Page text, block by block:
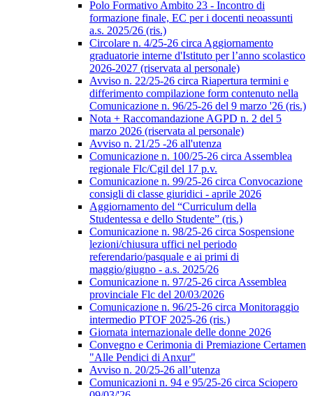
Polo Formativo Ambito 23 - Incontro di
formazione finale, EC per i docenti neoassunti
a.s. 2025/26 (ris.)
Circolare n. 4/25-26 circa Aggiornamento
graduatorie interne d'Istituto per l’anno scolastico
2026-2027 (riservata al personale)
Avviso n. 22/25-26 circa Riapertura termini e
differimento compilazione form contenuto nella
Comunicazione n. 96/25-26 del 9 marzo '26 (ris.)
Nota + Raccomandazione AGPD n. 2 del 5
marzo 2026 (riservata al personale)
Avviso n. 21/25 -26 all'utenza
Comunicazione n. 100/25-26 circa Assemblea
regionale Flc/Cgil del 17 p.v.
Comunicazione n. 99/25-26 circa Convocazione
consigli di classe giuridici - aprile 2026
Aggiornamento del “Curriculum della
Studentessa e dello Studente” (ris.)
Comunicazione n. 98/25-26 circa Sospensione
lezioni/chiusura uffici nel periodo
referendario/pasquale e ai primi di
maggio/giugno - a.s. 2025/26
Comunicazione n. 97/25-26 circa Assemblea
provinciale Flc del 20/03/2026
Comunicazione n. 96/25-26 circa Monitoraggio
intermedio PTOF 2025-26 (ris.)
Giornata internazionale delle donne 2026
Convegno e Cerimonia di Premiazione Certamen
"Alle Pendici di Anxur"
Avviso n. 20/25-26 all’utenza
Comunicazioni n. 94 e 95/25-26 circa Sciopero